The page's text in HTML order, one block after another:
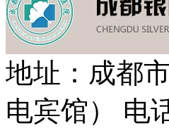
地址：成都
电宾馆）
电